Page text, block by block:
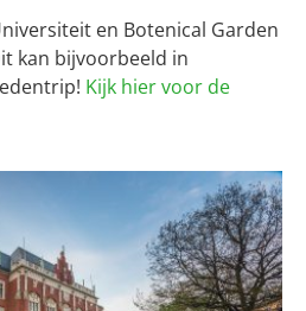
en Botenical Garden
kan bijvoorbeeld in
Kijk hier voor de